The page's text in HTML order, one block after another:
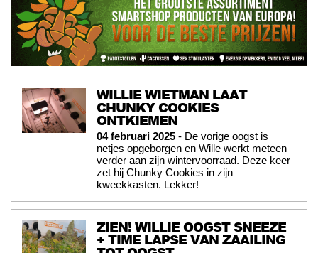
WILLIE WIETMAN LAAT
CHUNKY COOKIES
ONTKIEMEN
04 februari 2025 - De vorige oogst is
netjes opgeborgen en Wille werkt meteen
verder aan zijn wintervoorraad. Deze keer
zet hij Chunky Cookies in zijn
kweekkasten. Lekker!
ZIEN! WILLIE OOGST SNEEZE
+ TIME LAPSE VAN ZAAILING